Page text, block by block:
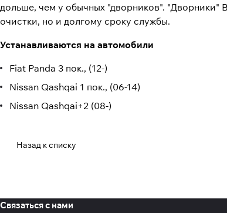
дольше, чем у обычных "дворников". "Дворники"
очистки, но и долгому сроку службы.
Устанавливаются на автомобили
Fiat Panda 3 пок., (12-)
Nissan Qashqai 1 пок., (06-14)
Nissan Qashqai+2 (08-)
Назад к списку
Связаться с нами